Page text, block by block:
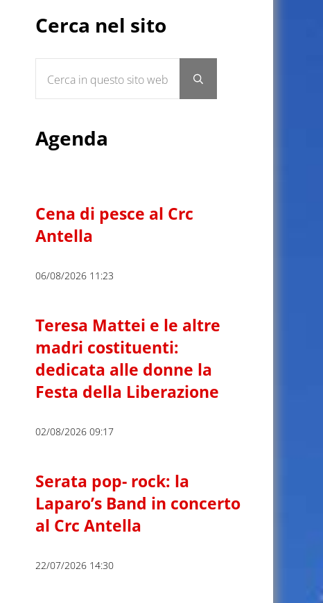
Cerca nel sito
Submit search
Agenda
Cena di pesce al Crc
Antella
06/08/2026 11:23
Teresa Mattei e le altre
madri costituenti:
dedicata alle donne la
Festa della Liberazione
02/08/2026 09:17
Serata pop- rock: la
Laparo’s Band in concerto
al Crc Antella
22/07/2026 14:30